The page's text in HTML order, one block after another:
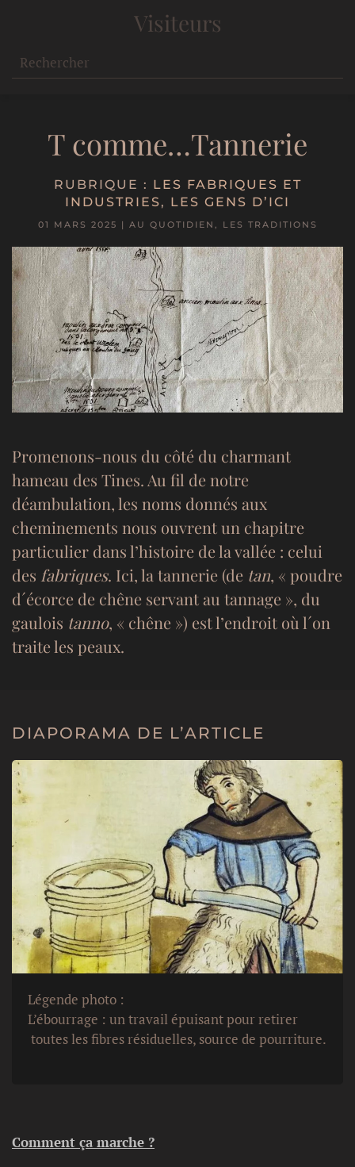
Visiteurs
T comme…Tannerie
RUBRIQUE : LES FABRIQUES ET
INDUSTRIES, LES GENS D’ICI
01 MARS 2025 | AU QUOTIDIEN , LES TRADITIONS
Promenons-nous du côté du charmant
hameau des Tines. Au fil de notre
déambulation, les noms donnés aux
cheminements nous ouvrent un chapitre
particulier dans l’histoire de la vallée : celui
des fabriques. Ici, la tannerie (de tan, « poudre
d´écorce de chêne servant au tannage », du
gaulois tanno, « chêne ») est l’endroit où l´on
traite les peaux.
DIAPORAMA DE L’ARTICLE
Légende photo :
L’ébourrage : un travail épuisant pour retirer
toutes les fibres résiduelles, source de pourriture.
Comment ça marche ?